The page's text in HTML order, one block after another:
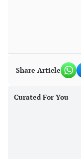
Share Article
Curated For You